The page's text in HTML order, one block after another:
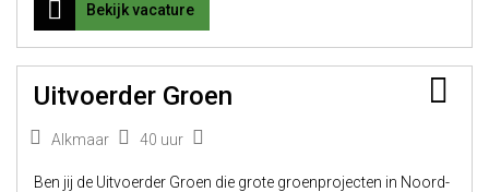
Bekijk vacature
Uitvoerder Groen
Alkmaar 40 uur
Ben jij de Uitvoerder Groen die grote groenprojecten in Noord-